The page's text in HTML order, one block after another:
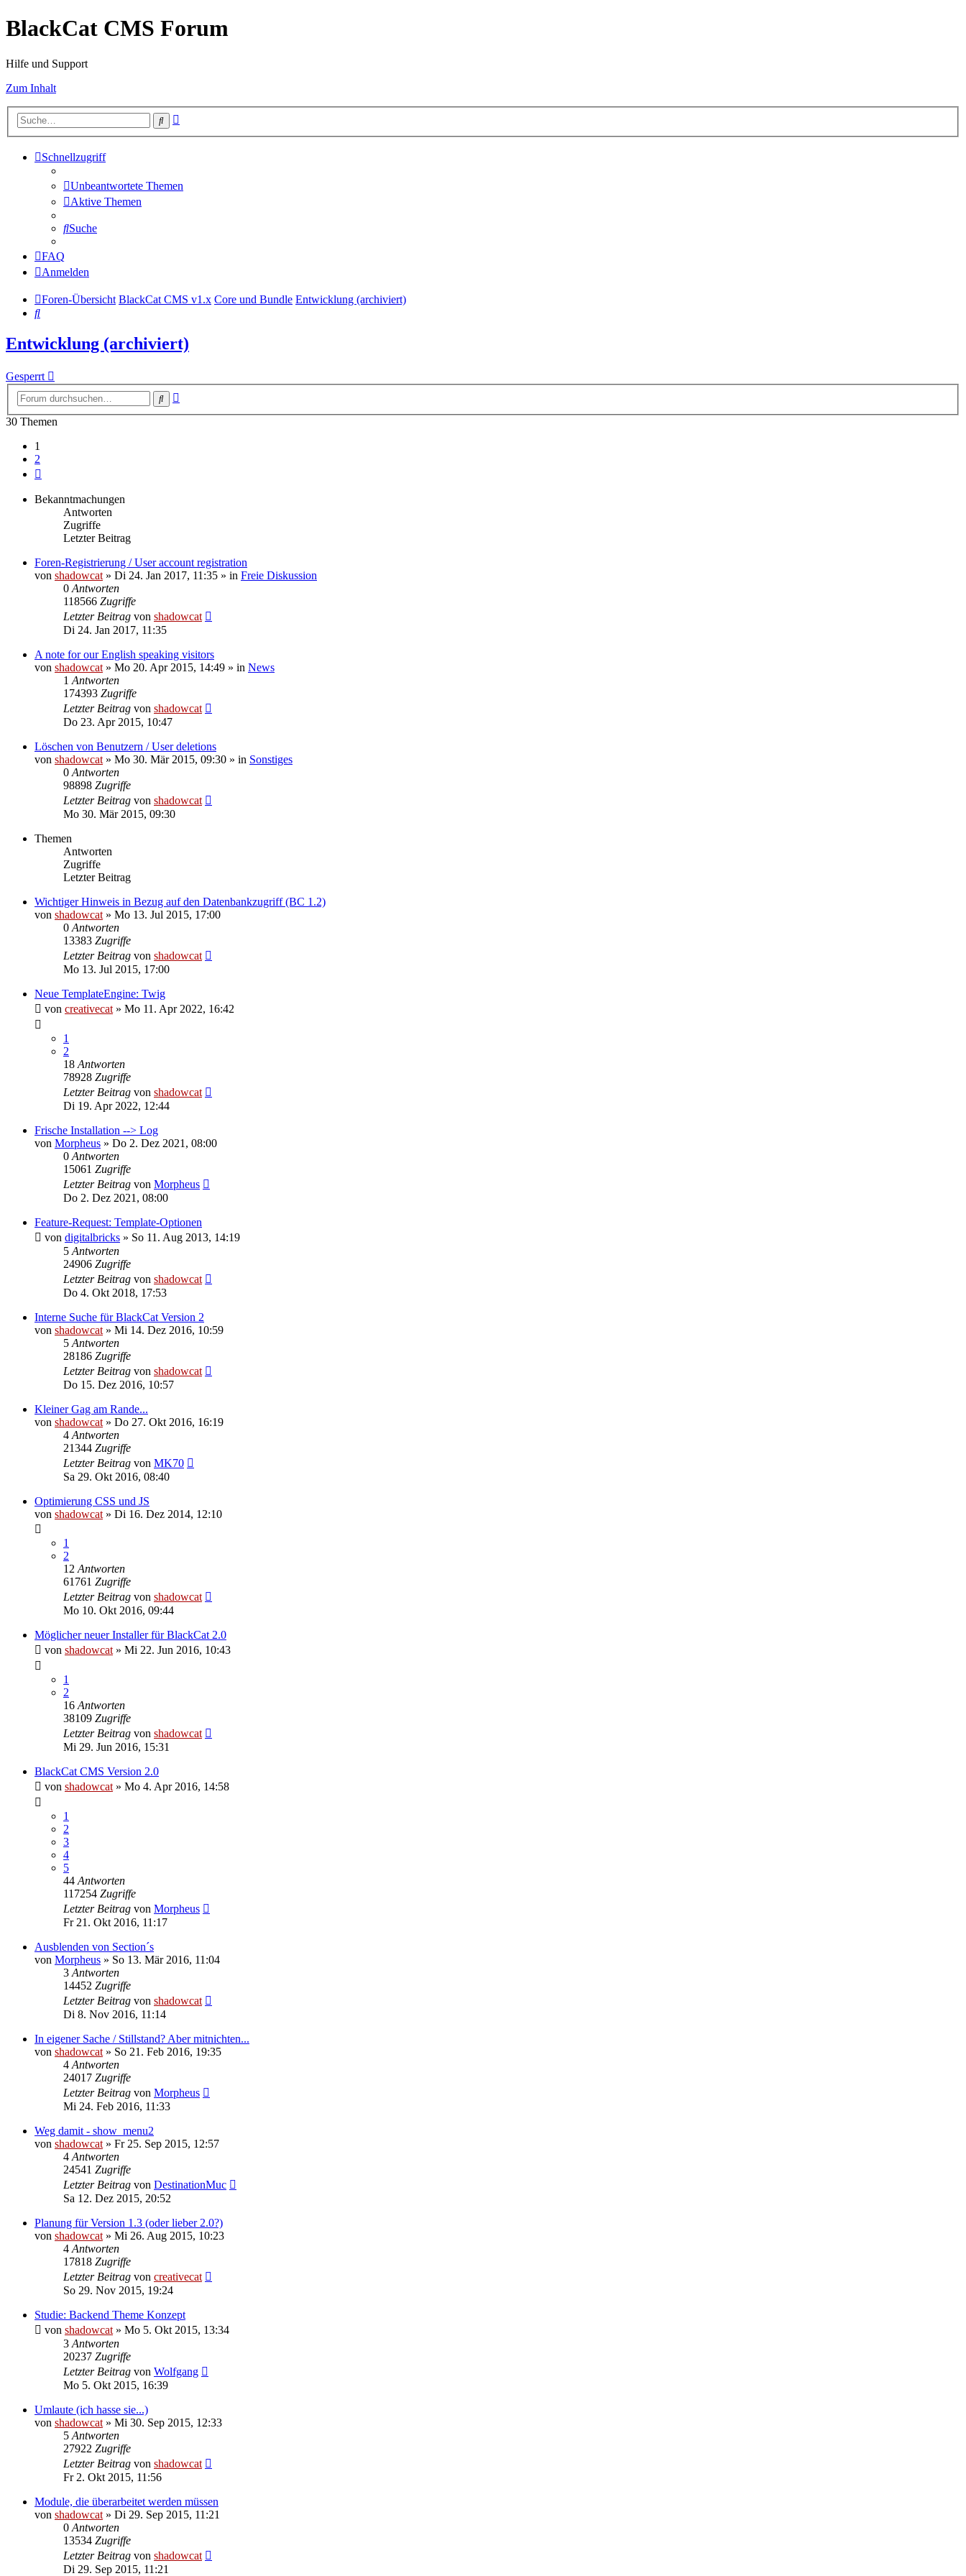
BlackCat CMS Forum
Hilfe und Support
Zum Inhalt
Suche
Schnellzugriff
Unbeantwortete Themen
Aktive Themen
Suche
FAQ
Anmelden
Foren-Übersicht BlackCat CMS v1.x Core und Bundle Entwicklung (archiviert)
Suche
Entwicklung (archiviert)
Gesperrt
Suche
30 Themen
1
2
Bekanntmachungen
Antworten
Zugriffe
Letzter Beitrag
Foren-Registrierung / User account registration
von shadowcat » Di 24. Jan 2017, 11:35 » in Freie Diskussion
0 Antworten
118566 Zugriffe
Letzter Beitrag von shadowcat
Di 24. Jan 2017, 11:35
A note for our English speaking visitors
von shadowcat » Mo 20. Apr 2015, 14:49 » in News
1 Antworten
174393 Zugriffe
Letzter Beitrag von shadowcat
Do 23. Apr 2015, 10:47
Löschen von Benutzern / User deletions
von shadowcat » Mo 30. Mär 2015, 09:30 » in Sonstiges
0 Antworten
98898 Zugriffe
Letzter Beitrag von shadowcat
Mo 30. Mär 2015, 09:30
Themen
Antworten
Zugriffe
Letzter Beitrag
Wichtiger Hinweis in Bezug auf den Datenbankzugriff (BC 1.2)
von shadowcat » Mo 13. Jul 2015, 17:00
0 Antworten
13383 Zugriffe
Letzter Beitrag von shadowcat
Mo 13. Jul 2015, 17:00
Neue TemplateEngine: Twig
von creativecat » Mo 11. Apr 2022, 16:42
1
2
18 Antworten
78928 Zugriffe
Letzter Beitrag von shadowcat
Di 19. Apr 2022, 12:44
Frische Installation --> Log
von Morpheus » Do 2. Dez 2021, 08:00
0 Antworten
15061 Zugriffe
Letzter Beitrag von Morpheus
Do 2. Dez 2021, 08:00
Feature-Request: Template-Optionen
von digitalbricks » So 11. Aug 2013, 14:19
5 Antworten
24906 Zugriffe
Letzter Beitrag von shadowcat
Do 4. Okt 2018, 17:53
Interne Suche für BlackCat Version 2
von shadowcat » Mi 14. Dez 2016, 10:59
5 Antworten
28186 Zugriffe
Letzter Beitrag von shadowcat
Do 15. Dez 2016, 10:57
Kleiner Gag am Rande...
von shadowcat » Do 27. Okt 2016, 16:19
4 Antworten
21344 Zugriffe
Letzter Beitrag von MK70
Sa 29. Okt 2016, 08:40
Optimierung CSS und JS
von shadowcat » Di 16. Dez 2014, 12:10
1
2
12 Antworten
61761 Zugriffe
Letzter Beitrag von shadowcat
Mo 10. Okt 2016, 09:44
Möglicher neuer Installer für BlackCat 2.0
von shadowcat » Mi 22. Jun 2016, 10:43
1
2
16 Antworten
38109 Zugriffe
Letzter Beitrag von shadowcat
Mi 29. Jun 2016, 15:31
BlackCat CMS Version 2.0
von shadowcat » Mo 4. Apr 2016, 14:58
1
2
3
4
5
44 Antworten
117254 Zugriffe
Letzter Beitrag von Morpheus
Fr 21. Okt 2016, 11:17
Ausblenden von Section´s
von Morpheus » So 13. Mär 2016, 11:04
3 Antworten
14452 Zugriffe
Letzter Beitrag von shadowcat
Di 8. Nov 2016, 11:14
In eigener Sache / Stillstand? Aber mitnichten...
von shadowcat » So 21. Feb 2016, 19:35
4 Antworten
24017 Zugriffe
Letzter Beitrag von Morpheus
Mi 24. Feb 2016, 11:33
Weg damit - show_menu2
von shadowcat » Fr 25. Sep 2015, 12:57
4 Antworten
24541 Zugriffe
Letzter Beitrag von DestinationMuc
Sa 12. Dez 2015, 20:52
Planung für Version 1.3 (oder lieber 2.0?)
von shadowcat » Mi 26. Aug 2015, 10:23
4 Antworten
17818 Zugriffe
Letzter Beitrag von creativecat
So 29. Nov 2015, 19:24
Studie: Backend Theme Konzept
von shadowcat » Mo 5. Okt 2015, 13:34
3 Antworten
20237 Zugriffe
Letzter Beitrag von Wolfgang
Mo 5. Okt 2015, 16:39
Umlaute (ich hasse sie...)
von shadowcat » Mi 30. Sep 2015, 12:33
5 Antworten
27922 Zugriffe
Letzter Beitrag von shadowcat
Fr 2. Okt 2015, 11:56
Module, die überarbeitet werden müssen
von shadowcat » Di 29. Sep 2015, 11:21
0 Antworten
13534 Zugriffe
Letzter Beitrag von shadowcat
Di 29. Sep 2015, 11:21